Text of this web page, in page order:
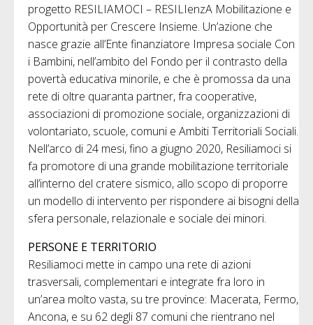
progetto RESILIAMOCI – RESILIenzA Mobilitazione e
Opportunità per Crescere Insieme. Un’azione che
nasce grazie all’Ente finanziatore Impresa sociale Con
i Bambini, nell’ambito del Fondo per il contrasto della
povertà educativa minorile, e che è promossa da una
rete di oltre quaranta partner, fra cooperative,
associazioni di promozione sociale, organizzazioni di
volontariato, scuole, comuni e Ambiti Territoriali Sociali.
Nell’arco di 24 mesi, fino a giugno 2020, Resiliamoci si
fa promotore di una grande mobilitazione territoriale
all’interno del cratere sismico, allo scopo di proporre
un modello di intervento per rispondere ai bisogni della
sfera personale, relazionale e sociale dei minori.
PERSONE E TERRITORIO
Resiliamoci mette in campo una rete di azioni
trasversali, complementari e integrate fra loro in
un’area molto vasta, su tre province: Macerata, Fermo,
Ancona, e su 62 degli 87 comuni che rientrano nel